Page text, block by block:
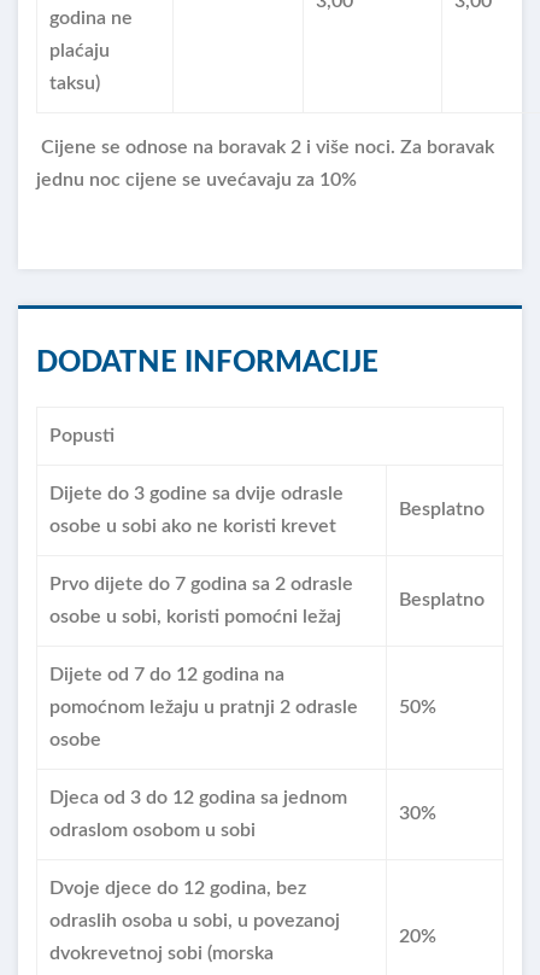
godina ne
plaćaju
taksu)
Cijene se odnose na boravak 2 i više noci. Za boravak
jednu noc cijene se uvećavaju za 10%
DODATNE INFORMACIJE
Popusti
Dijete do 3 godine sa dvije odrasle
osobe u sobi ako ne koristi krevet
Besplatno
Prvo dijete do 7 godina sa 2 odrasle
osobe u sobi, koristi pomoćni ležaj
Besplatno
Dijete od 7 do 12 godina na
pomoćnom ležaju u pratnji 2 odrasle
osobe
50%
Djeca od 3 do 12 godina sa jednom
odraslom osobom u sobi
30%
Dvoje djece do 12 godina, bez
odraslih osoba u sobi, u povezanoj
dvokrevetnoj sobi (morska
20%